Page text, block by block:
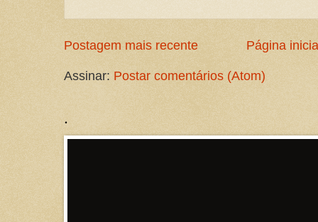
Postagem mais recente Página
Assinar: Postar comentários (Atom)
.